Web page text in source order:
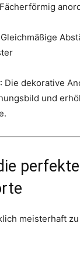
: Die dekorative
und
meisterhaft